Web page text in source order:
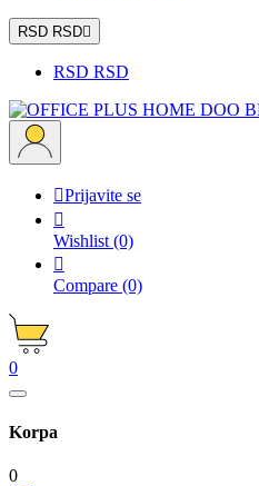
RSD RSD
RSD RSD
Prijavite se

Wishlist (0)

Compare (0)
0
Korpa
0